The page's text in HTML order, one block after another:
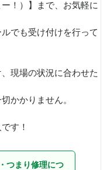
ー！）】まで、お気軽に
でも受け付けを行って
現場の状況に合わせた
かかりません。
す！
つまり修理につ